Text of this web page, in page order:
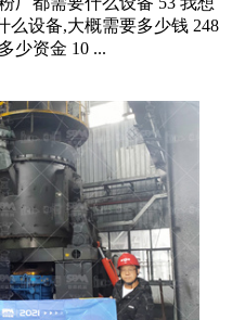
么设备,大概需要多少钱 248
少资金 10 ...